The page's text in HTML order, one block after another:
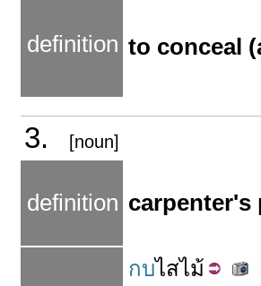
definition to conceal
3. [noun]
definition carpenter's
กบไสไม้